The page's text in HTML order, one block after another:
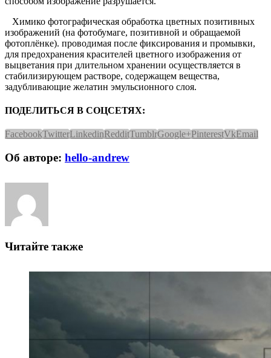
Химико фотографическая обработка цветных позитивных
изображений (на фотобумаге, позитивной и обращаемой
фотоплёнке). проводимая после фиксирования и промывки,
для предохранения красителей цветного изображения от
выцветания при длительном хранении осуществляется в
стабилизирующем растворе, содержащем вещества,
задубливающие желатин эмульсионного слоя.
ПОДЕЛИТЬСЯ В СОЦСЕТЯХ:
FacebookTwitterLinkedinRedditTumblrGoogle+PinterestVkEmail
Об авторе: hello-andrew
Читайте также